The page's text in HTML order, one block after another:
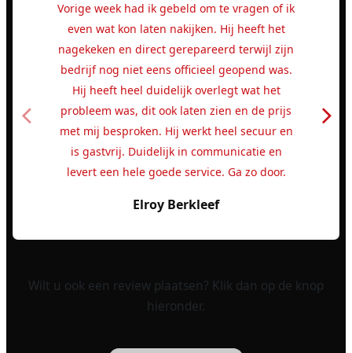
Vorige week had ik gebeld om te vragen of ik
even wat kon laten nakijken. Hij heeft het
nagekeken en direct gerepareerd terwijl zijn
bedrijf nog niet eens officieel geopend was.
Hij heeft heel duidelijk overlegt wat het
probleem was, dit ook laten zien en de prijs
met mij besproken. Hij werkt heel secuur en
is gastvrij. Duidelijk in communicatie en
levert een hele goede service. Ga zo door.
Elroy Berkleef
Wilt u ook een review plaatsen? Klik dan op de knop
hieronder.